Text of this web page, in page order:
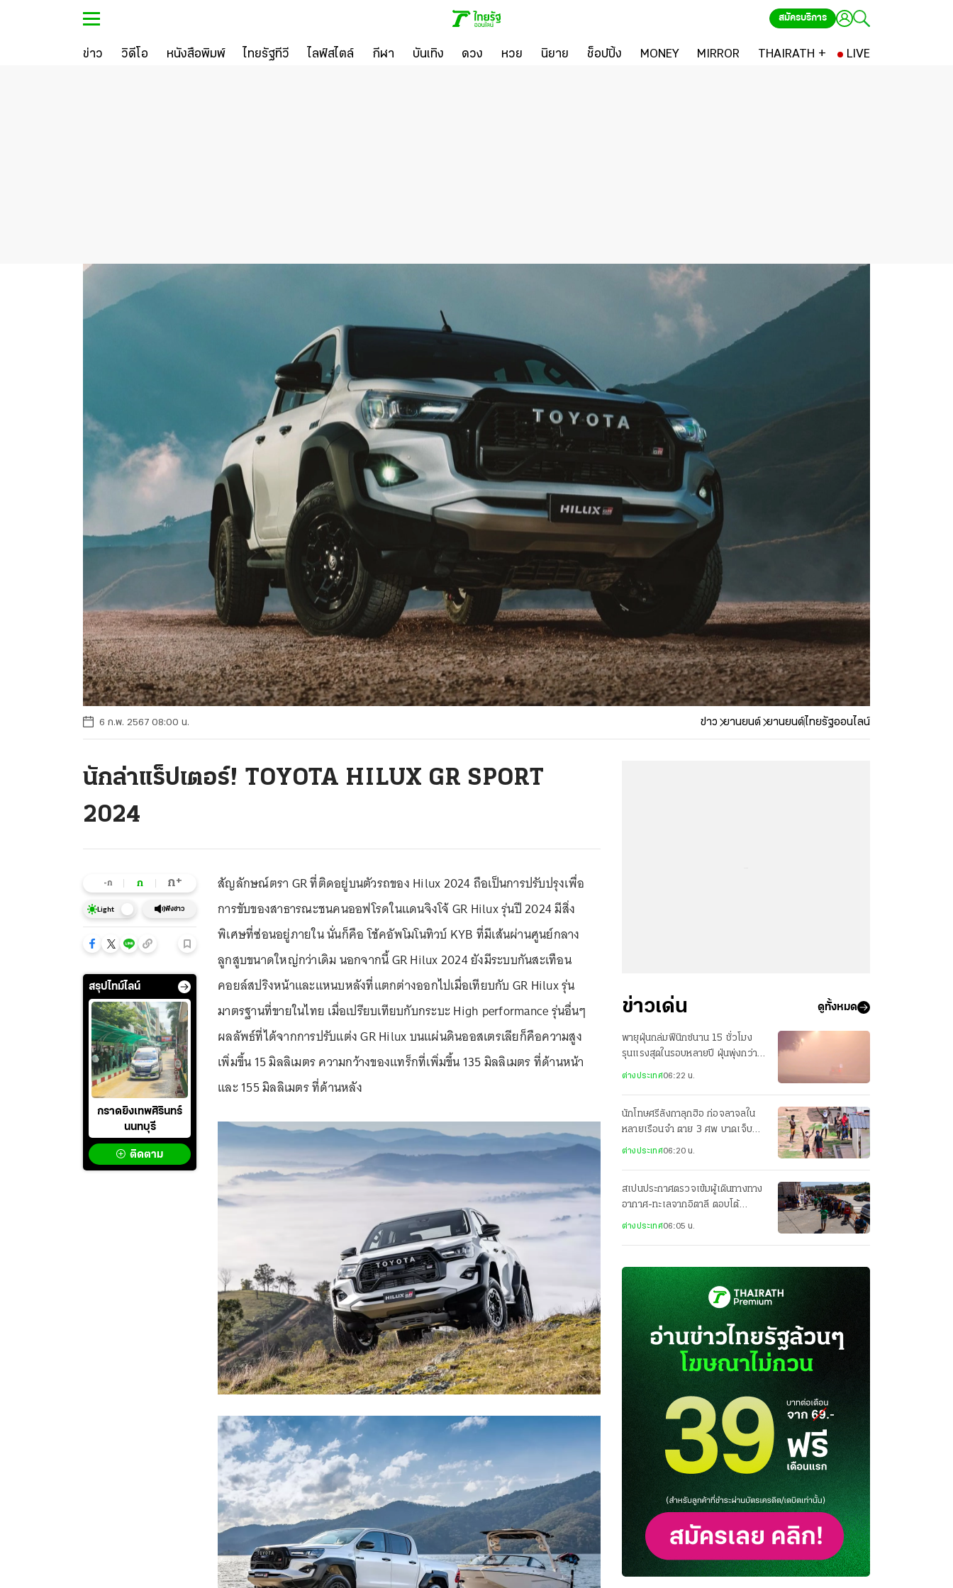
สมัครบริการ
ข่าว วิดีโอ หนังสือพิมพ์ ไทยรัฐทีวี ไลฟ์สไตล์ กีฬา บันเทิง ดวง หวย นิยาย ช็อปปิ้ง MONEY MIRROR THAIRATH + LIVE
6 ก.พ. 2567 08:00 น. ข่าว ยานยนต์ ยานยนต์ไทยรัฐออนไลน์
นักล่าแร็ปเตอร์! TOYOTA HILUX GR SPORT
2024
-ก ก ก+
Light ฟังข่าว
สรุปไทม์ไลน์
กราดยิงเทพศิรินทร์
นนทบุรี
ติดตาม
สัญลักษณ์ตรา GR ที่ติดอยู่บนตัวรถของ Hilux 2024 ถือเป็นการปรับปรุงเพื่อ
การขับของสาธารณะชนคนออฟโรดในแดนจิงโจ้ GR Hilux รุ่นปี 2024 มีสิ่ง
พิเศษที่ซ่อนอยู่ภายใน นั่นก็คือ โช้คอัพโมโนทิวบ์ KYB ที่มีเส้นผ่านศูนย์กลาง
ลูกสูบขนาดใหญ่กว่าเดิม นอกจากนี้ GR Hilux 2024 ยังมีระบบกันสะเทือน
คอยล์สปริงหน้าและแหนบหลังที่แตกต่างออกไปเมื่อเทียบกับ GR Hilux รุ่น
มาตรฐานที่ขายในไทย เมื่อเปรียบเทียบกับกระบะ High performance รุ่นอื่นๆ
ผลลัพธ์ที่ได้จากการปรับแต่ง GR Hilux บนแผ่นดินออสเตรเลียก็คือความสูง
เพิ่มขึ้น 15 มิลลิเมตร ความกว้างของแทร็กที่เพิ่มขึ้น 135 มิลลิเมตร ที่ด้านหน้า
และ 155 มิลลิเมตร ที่ด้านหลัง
ข่าวเด่น ดูทั้งหมด
พายุฝุ่นถล่มฟีนิกซ์นาน 15 ชั่วโมง
รุนแรงสุดในรอบหลายปี ฝุ่นพุ่งกว่า
6,000 ไมโครกรัม/ลบ.ม.
ต่างประเทศ06:22 น.
นักโทษศรีลังกาลุกฮิอ ก่อจลาจลใน
หลายเรือนจำ ตาย 3 ศพ บาดเจ็บ
23 ราย คาดเอี่ยวแก๊งค้ายา
ต่างประเทศ06:20 น.
สเปนประกาศตรวจเข้มผู้เดินทางทาง
อากาศ-ทะเลจากอิตาลี ตอบโต้
มาตรการของอิตาลีที่ระงับเชงเกน
ต่างประเทศ06:05 น.